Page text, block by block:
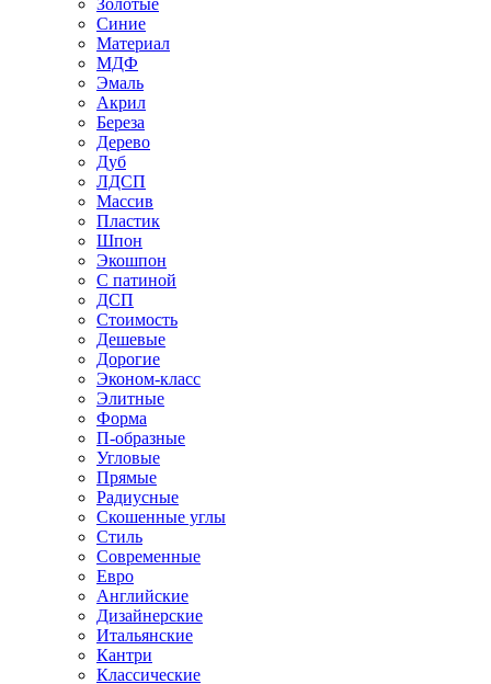
Золотые
Синие
Материал
МДФ
Эмаль
Акрил
Береза
Дерево
Дуб
ЛДСП
Массив
Пластик
Шпон
Экошпон
С патиной
ДСП
Стоимость
Дешевые
Дорогие
Эконом-класс
Элитные
Форма
П-образные
Угловые
Прямые
Радиусные
Скошенные углы
Стиль
Современные
Евро
Английские
Дизайнерские
Итальянские
Кантри
Классические